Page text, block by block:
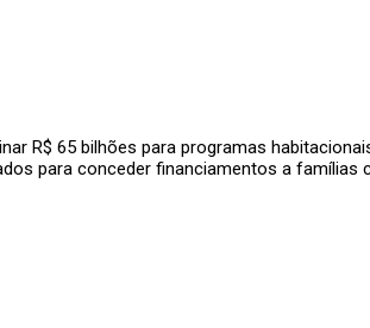
R$ 65 bilhões para programas
para conceder financiamentos a famílias